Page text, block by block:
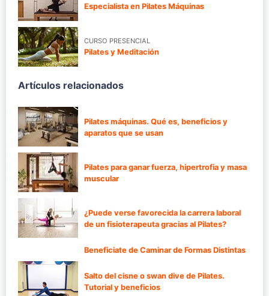
Especialista en Pilates Máquinas
CURSO PRESENCIAL
Pilates y Meditación
Artículos relacionados
Pilates máquinas. Qué es, beneficios y
aparatos que se usan
Pilates para ganar fuerza, hipertrofia y masa
muscular
¿Puede verse favorecida la carrera laboral
de un fisioterapeuta gracias al Pilates?
Beneficiate de Caminar de Formas Distintas
Salto del cisne o swan dive de Pilates.
Tutorial y beneficios